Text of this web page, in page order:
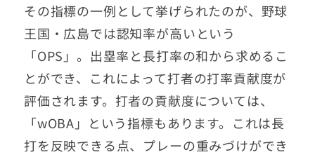
その指標の一例として挙げられたのが、野球
王国・広島では認知率が高いという
「OPS」。出塁率と長打率の和から求めるこ
とができ、これによって打者の打率貢献度が
評価されます。打者の貢献度については、
「wOBA」という指標もあります。これは長
打を反映できる点、プレーの重みづけができ